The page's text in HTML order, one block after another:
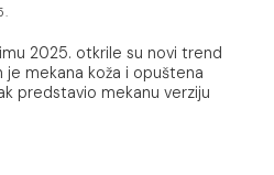
2025. otkrile su novi trend
mekana koža i opuštena
predstavio mekanu verziju